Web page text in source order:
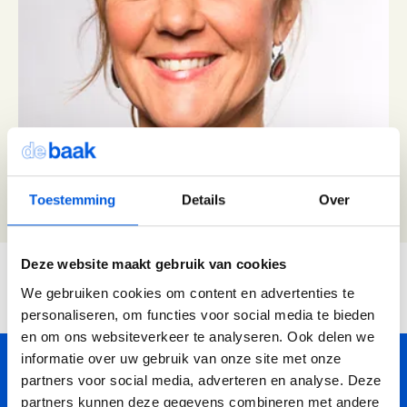
Toestemming Details Over
Deze website maakt gebruik van cookies
We gebruiken cookies om content en advertenties te
personaliseren, om functies voor social media te bieden
en om ons websiteverkeer te analyseren. Ook delen we
informatie over uw gebruik van onze site met onze
partners voor social media, adverteren en analyse. Deze
partners kunnen deze gegevens combineren met andere
Thema's
Communicatie
Invloed en verandermanagement
Persoonlijke ontwikkeling
Leiderschap, Mens en Technologie
Verdiep je leiderschap in relatie tot technologie, AI
en strategie
Ontwikkel oordeelsvermogen in complexe
vraagstukken waar mens en technologie
Young Talent
Professionals
Professionele vaardigheden
Teams
Verdiepend leiderschap
Personal Coaching
Executive Coaching
Loopbaancoaching
Keuzes maken: Reflact-now
Coach opleidingen
Coach Practitioner
De Teamcoach
Informatiebijeenkomst
Missie en visie
Onze mensen
Positieve impact
Werken bij
Adviesgesprek Incompany
Veelgestelde vragen
Pers of samenwerkingen
Onze locaties
Bezoek ons in Noordwijk of Driebergen
Adresgegevens
Home
8,5
Onze waardering van